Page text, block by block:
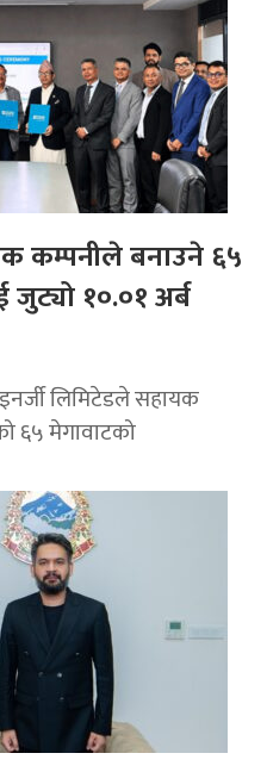
कम्पनीले बनाउने ६५
१०.०१ अर्ब
लिमिटेडले सहायक
६५ मेगावाटको